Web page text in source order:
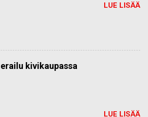
LUE LISÄÄ
kivikaupassa
LUE LISÄÄ